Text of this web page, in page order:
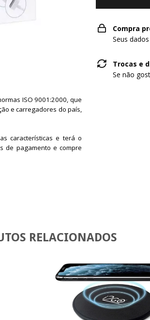
ISO 9001:2000, que
e carregadores do país,
características e terá o
de pagamento e compre
Compra
Seus
Trocas e
Se não
RELACIONADOS